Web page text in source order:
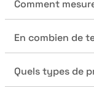
Comment
En combien de
Quels types de